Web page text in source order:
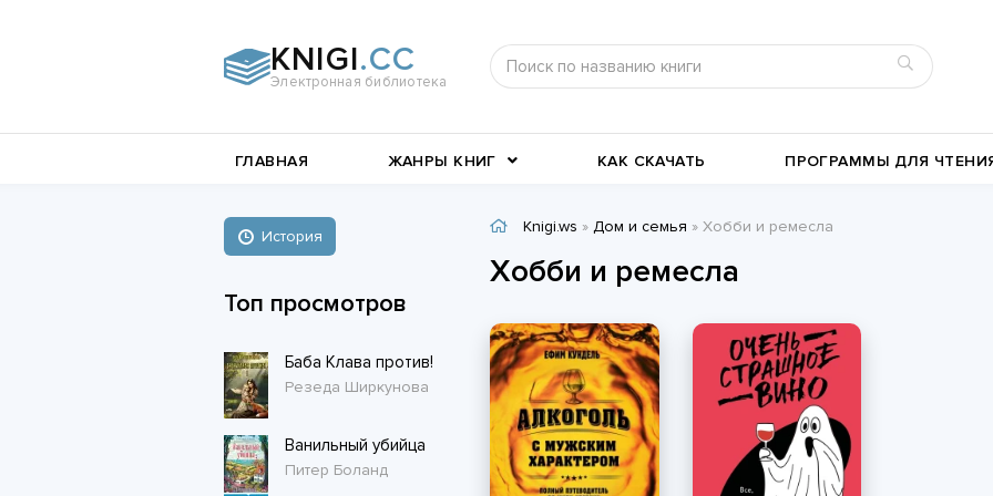
KNIGI.CC
Электронная библиотека
ГЛАВНАЯ ЖАНРЫ КНИГ
Книги о войне
Современные любовные
романы
Исторические любовные
романы
Короткие любовные романы История Классика жанра
КАК СКАЧАТЬ ПРОГРАММЫ ДЛЯ
Knigi.ws » Дом и семья » Хобби и ремесла
Хобби и ремесла
История
Топ просмотров
Баба Клава против!
Резеда Ширкунова
Ванильный убийца
Питер Боланд
Документальная